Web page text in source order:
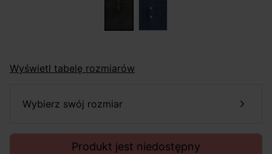
Wyświetl tabelę rozmiarów
wybierz swój rozmiar
Produkt jest niedostępny